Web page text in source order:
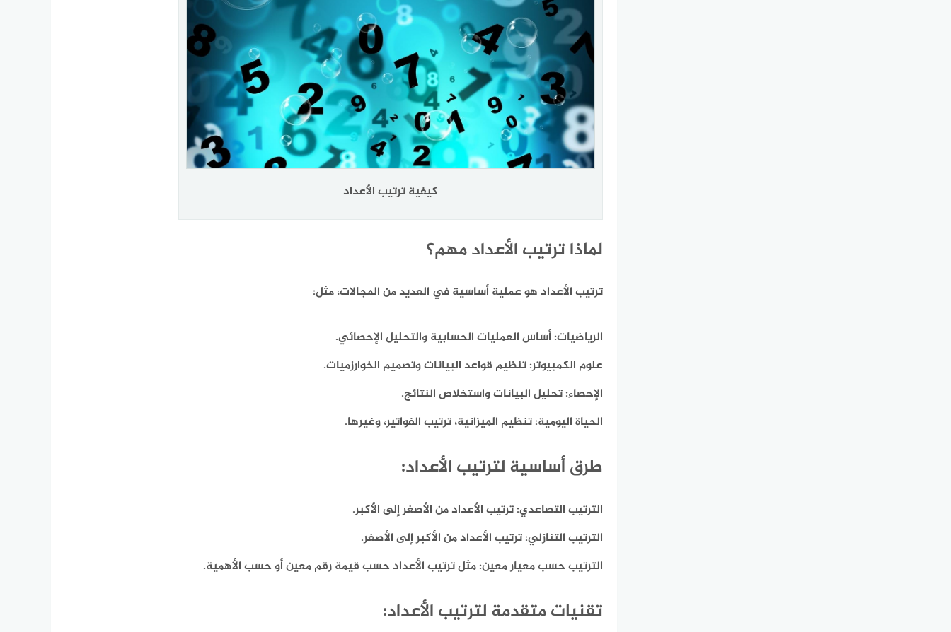
كيفية ترتيب الأعداد
لماذا ترتيب الأعداد مهم؟
ترتيب الأعداد هو عملية أساسية في العديد من المجالات،مثل:
الرياضيات:أساس العمليات الحسابية والتحليل الإحصائي.
علوم الكمبيوتر:تنظيم قواعد البيانات وتصميم الخوارزميات.
الإحصاء:تحليل البيانات واستخلاص النتائج.
الحياة اليومية:تنظيم الميزانية، ترتيب الفواتير، وغيرها.
طرق أساسية لترتيب الأعداد:
الترتيب التصاعدي:ترتيب الأعداد من الأصغر إلى الأكبر.
الترتيب التنازلي:ترتيب الأعداد من الأكبر إلى الأصغر.
الترتيب حسب معيار معين:مثل ترتيب الأعداد حسب قيمة رقم معين أو حسب الأهمية.
تقنيات متقدمة لترتيب الأعداد: